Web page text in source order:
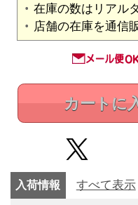
在庫の数はリアル
店舗の在庫を通信
カートに
入荷情報 すべて表示